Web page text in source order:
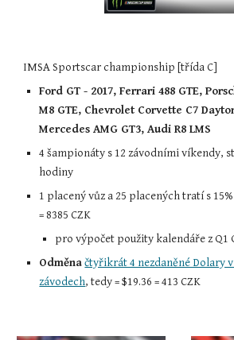
IMSA Sportscar championship [třída C]
Ford GT - 2017, Ferrari 488 GTE,
M8 GTE, Chevrolet Corvette C7
Mercedes AMG GT3, Audi R8 LMS
4 šampionáty s 12 závodními víkendy,
hodiny
1 placený vůz a 25 placených tratí s
= 8385 CZK
pro výpočet použity kalendáře z Q1
Odměna čtyřikrát 4 nezdaněné Dolary
závodech, tedy = $19.36 = 413 CZK